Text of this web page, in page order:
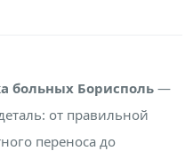
больных Борисполь—
от правильной
переноса до